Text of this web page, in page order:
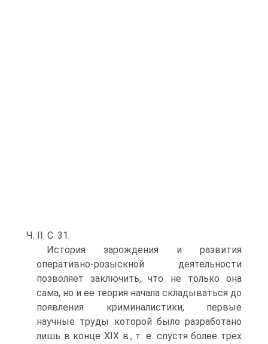
Ч. II. С. 31.
История зарождения и развития
оперативно-розыскной деятельности
позволяет заключить, что не только она
сама, но и ее теория начала складываться до
появления криминалистики, первые
научные труды которой было разработано
лишь в конце XIX в., т. е. спустя более трех